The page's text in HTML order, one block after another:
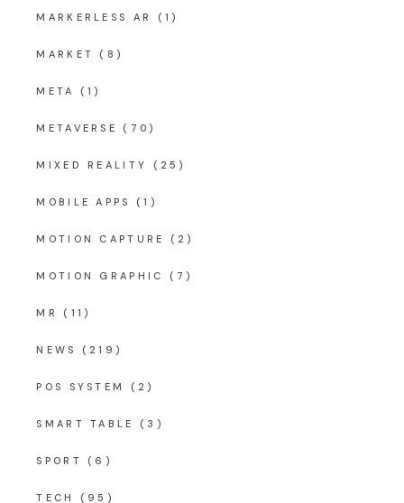
MARKERLESS AR (1)
MARKET (8)
META (1)
METAVERSE (70)
MIXED REALITY (25)
MOBILE APPS (1)
MOTION CAPTURE (2)
MOTION GRAPHIC (7)
MR (11)
NEWS (219)
POS SYSTEM (2)
SMART TABLE (3)
SPORT (6)
TECH (95)